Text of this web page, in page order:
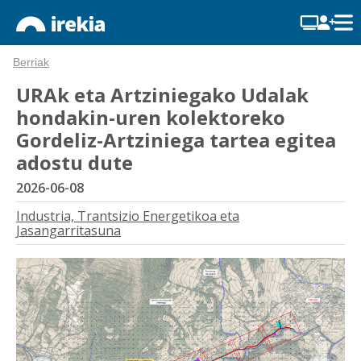
Berriak
URAk eta Artziniegako Udalak
hondakin-uren kolektoreko
Gordeliz-Artziniega tartea egitea
adostu dute
2026-06-08
Industria, Trantsizio Energetikoa eta
Jasangarritasuna